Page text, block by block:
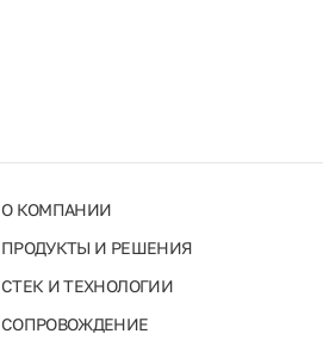
О КОМПАНИИ
ПРОДУКТЫ И РЕШЕНИЯ
СТЕК И ТЕХНОЛОГИИ
СОПРОВОЖДЕНИЕ